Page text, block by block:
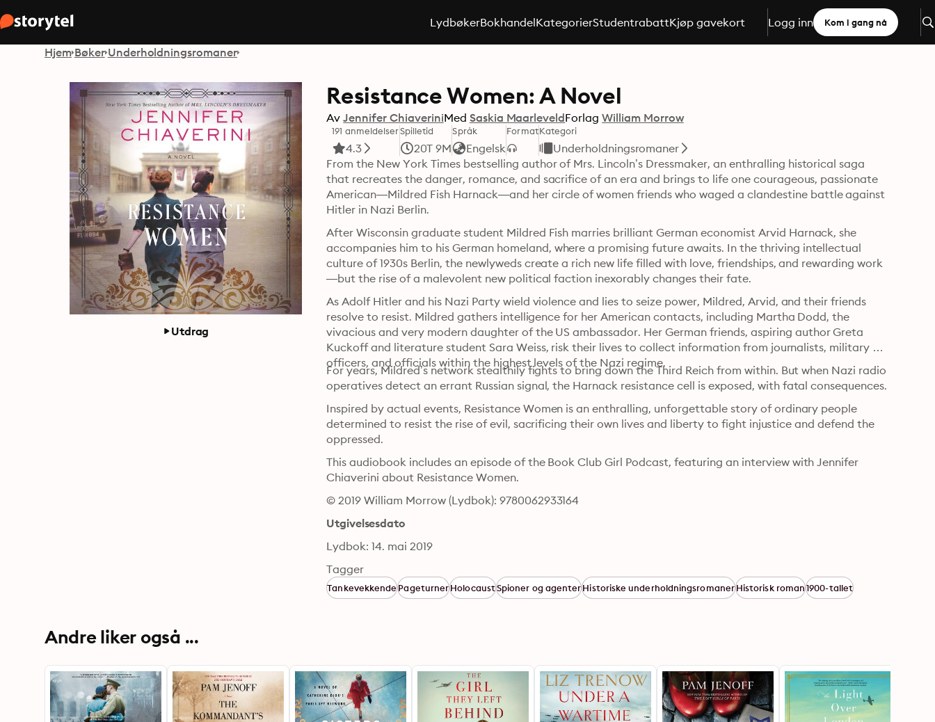
LydbøkerBokhandelKategorierStudentrabattKjøp gavekort Logg inn Kom i gang nå
Hjem Bøker Underholdningsromaner
Utdrag
Resistance Women: A Novel
Av Jennifer ChiaveriniMed Saskia MaarleveldForlag William Morrow
191 anmeldelser
4.3
Spilletid
20T 9M
Språk
Engelsk
FormatKategori
Underholdningsromaner
From the New York Times bestselling author of Mrs. Lincoln’s Dressmaker, an enthralling historical saga
that recreates the danger, romance, and sacrifice of an era and brings to life one courageous, passionate
American—Mildred Fish Harnack—and her circle of women friends who waged a clandestine battle against
Hitler in Nazi Berlin.
After Wisconsin graduate student Mildred Fish marries brilliant German economist Arvid Harnack, she
accompanies him to his German homeland, where a promising future awaits. In the thriving intellectual
culture of 1930s Berlin, the newlyweds create a rich new life filled with love, friendships, and rewarding work
As Adolf Hitler and his Nazi Party wield violence and lies to seize power, Mildred, Arvid, and their friends
resolve to resist. Mildred gathers intelligence for her American contacts, including Martha Dodd, the
vivacious and very modern daughter of the US ambassador. Her German friends, aspiring author Greta
Kuckoff and literature student Sara Weiss, risk their lives to collect information from journalists, military
For years, Mildred’s network stealthily fights to bring down the Third Reich from within. But when Nazi radio
Inspired by actual events, Resistance Women is an enthralling, unforgettable story of ordinary people
determined to resist the rise of evil, sacrificing their own lives and liberty to fight injustice and defend the
oppressed.
This audiobook includes an episode of the Book Club Girl Podcast, featuring an interview with Jennifer
Chiaverini about Resistance Women.
© 2019 William Morrow (Lydbok): 9780062933164
Utgivelsesdato
Lydbok: 14. mai 2019
Tagger
TankevekkendePageturnerHolocaustSpioner og agenterHistoriske underholdningsromanerHistorisk roman1900-tallet
Andre liker også ...